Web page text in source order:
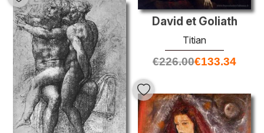
David et Goliath
Titian
€226.00€133.34